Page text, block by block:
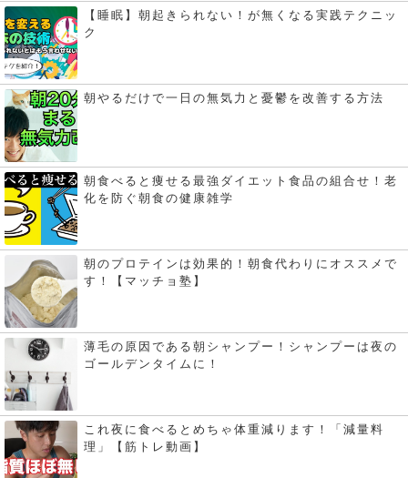
【睡眠】朝起きられない！が無くなる実践テクニッ
ク
朝やるだけで一日の無気力と憂鬱を改善する方法
朝食べると痩せる最強ダイエット食品の組合せ！老
化を防ぐ朝食の健康雑学
朝のプロテインは効果的！朝食代わりにオススメで
す！【マッチョ塾】
薄毛の原因である朝シャンプー！シャンプーは夜の
ゴールデンタイムに！
これ夜に食べるとめちゃ体重減ります！「減量料
理」【筋トレ動画】